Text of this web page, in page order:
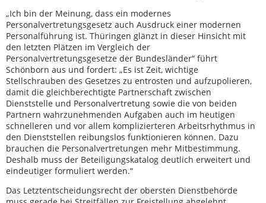
„Ich bin der Meinung, dass ein modernes
Personalvertretungsgesetz auch Ausdruck einer modernen
Personalführung ist. Thüringen glänzt in dieser Hinsicht mit
den letzten Plätzen im Vergleich der
Personalvertretungsgesetze der Bundesländer“ führt
Schönborn aus und fordert: „Es ist Zeit, wichtige
Stellschrauben des Gesetzes zu entrosten und aufzupolieren,
damit die gleichberechtigte Partnerschaft zwischen
Dienststelle und Personalvertretung sowie die von beiden
Partnern wahrzunehmenden Aufgaben auch im heutigen
schnelleren und vor allem komplizierteren Arbeitsrhythmus in
den Dienststellen reibungslos funktionieren können. Dazu
brauchen die Personalvertretungen mehr Mitbestimmung.
Deshalb muss der Beteiligungskatalog deutlich erweitert und
eindeutiger formuliert werden.“
Das Letztentscheidungsrecht der obersten Dienstbehörde